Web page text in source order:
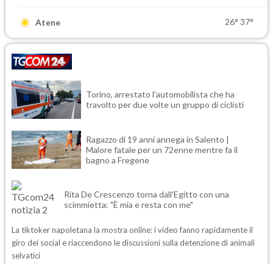
Atene 26° 37°
Torino, arrestato l'automobilista che ha
travolto per due volte un gruppo di ciclisti
Ragazzo di 19 anni annega in Salento |
Malore fatale per un 72enne mentre fa il
bagno a Fregene
Rita De Crescenzo torna dall'Egitto con una
scimmietta: "È mia e resta con me"
La tiktoker napoletana la mostra online: i video fanno rapidamente il
giro dei social e riaccendono le discussioni sulla detenzione di animali
selvatici